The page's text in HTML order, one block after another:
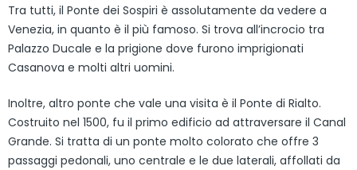
Tra tutti, il Ponte dei Sospiri è assolutamente da vedere a
Venezia, in quanto è il più famoso. Si trova all’incrocio tra
Palazzo Ducale e la prigione dove furono imprigionati
Casanova e molti altri uomini.
Inoltre, altro ponte che vale una visita è il Ponte di Rialto.
Costruito nel 1500, fu il primo edificio ad attraversare il Canal
Grande. Si tratta di un ponte molto colorato che offre 3
passaggi pedonali, uno centrale e le due laterali, affollati da